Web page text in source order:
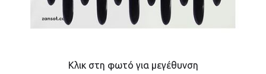
Κλικ στη φωτό για μεγέθυνση